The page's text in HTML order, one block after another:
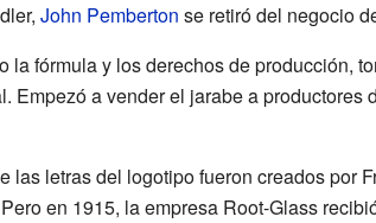
John Pemberton se retiró del negocio
la fórmula y los derechos de producción,
Empezó a vender el jarabe a productores
las letras del logotipo fueron creados por
en 1915, la empresa Root-Glass